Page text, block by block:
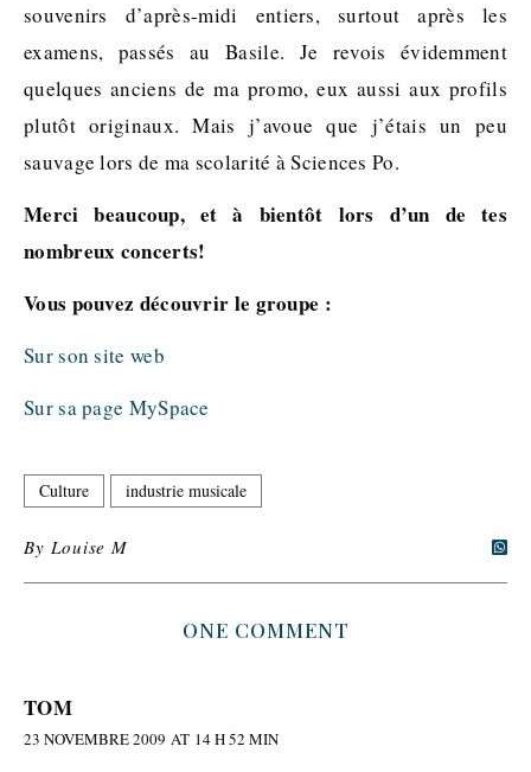
souvenirs d’après-midi entiers, surtout après les
examens, passés au Basile. Je revois évidemment
quelques anciens de ma promo, eux aussi aux profils
plutôt originaux. Mais j’avoue que j’étais un peu
sauvage lors de ma scolarité à Sciences Po.
Merci beaucoup, et à bientôt lors d’un de tes
nombreux concerts!
Vous pouvez découvrir le groupe :
Sur son site web
Sur sa page MySpace
Culture industrie musicale
ByLouise M
ONE COMMENT
TOM
23 NOVEMBRE 2009 AT 14 H 52 MIN